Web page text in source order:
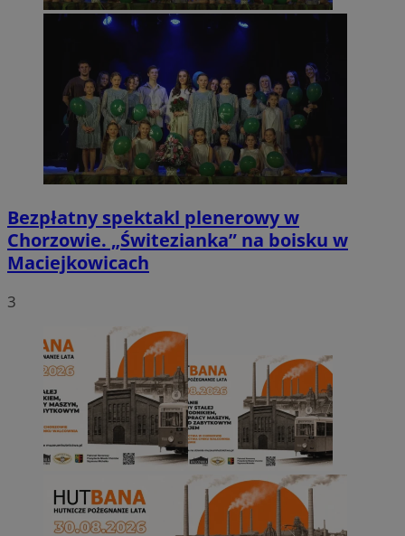
Bezpłatny spektakl plenerowy w
Chorzowie. „Świtezianka” na boisku w
Maciejkowicach
3